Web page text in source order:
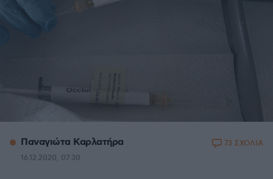
Παναγιώτα Καρλατήρα
16.12.2020, 07:30
73 ΣΧΟΛΙΑ